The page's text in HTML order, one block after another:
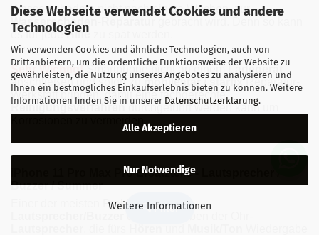
Diese Webseite verwendet Cookies und andere
Technologien
Wir verwenden Cookies und ähnliche Technologien, auch von
Drittanbietern, um die ordentliche Funktionsweise der Website zu
gewährleisten, die Nutzung unseres Angebotes zu analysieren und
Ihnen ein bestmögliches Einkaufserlebnis bieten zu können. Weitere
Informationen finden Sie in unserer Datenschutzerklärung.
Alle Akzeptieren
Nur Notwendige
Weitere Informationen
Wasserschaden, nicht nach einige Wochen, zur
Wasserschaden-Reparatur
es für jedeHilfe
Sehr Wichtig! Smartphone nicht an einem Ladegerät
anschließen und sofort zumobilestar / starfixReparatur-
Werkstatt bringen, damit eine fachgerechte
Reinigungsverfahrendurchgeführt werden kann um
Korrosionen zu vermeiden.
iPhone 11 Pro Max Pro Ersatzteile -
Buzzer / Summer
Einer der meisten Probleme sind die
🔍 Filter